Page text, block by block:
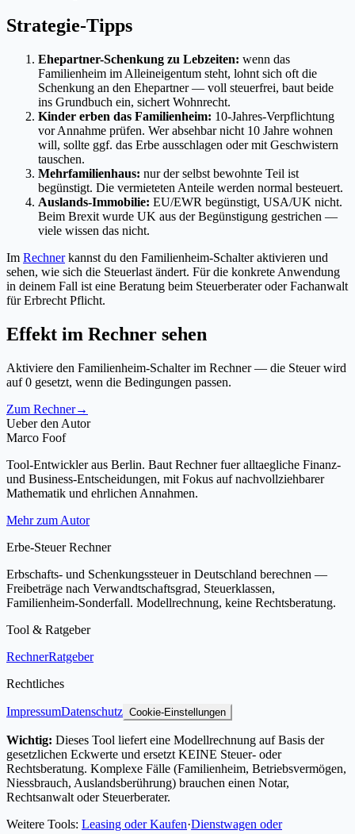
Strategie-Tipps
Ehepartner-Schenkung zu Lebzeiten: wenn das
Familienheim im Alleineigentum steht, lohnt sich oft die
Schenkung an den Ehepartner — voll steuerfrei, baut beide
ins Grundbuch ein, sichert Wohnrecht.
Kinder erben das Familienheim: 10-Jahres-Verpflichtung
vor Annahme prüfen. Wer absehbar nicht 10 Jahre wohnen
will, sollte ggf. das Erbe ausschlagen oder mit Geschwistern
tauschen.
Mehrfamilienhaus: nur der selbst bewohnte Teil ist
begünstigt. Die vermieteten Anteile werden normal besteuert.
Auslands-Immobilie: EU/EWR begünstigt, USA/UK nicht.
Beim Brexit wurde UK aus der Begünstigung gestrichen —
viele wissen das nicht.
Im Rechner kannst du den Familienheim-Schalter aktivieren und
sehen, wie sich die Steuerlast ändert. Für die konkrete Anwendung
in deinem Fall ist eine Beratung beim Steuerberater oder Fachanwalt
für Erbrecht Pflicht.
Effekt im Rechner sehen
Aktiviere den Familienheim-Schalter im Rechner — die Steuer wird
auf 0 gesetzt, wenn die Bedingungen passen.
Zum Rechner→
Ueber den Autor
Marco Foof
Tool-Entwickler aus Berlin. Baut Rechner fuer alltaegliche Finanz-
und Business-Entscheidungen, mit Fokus auf nachvollziehbarer
Mathematik und ehrlichen Annahmen.
Mehr zum Autor
Erbe-Steuer Rechner
Erbschafts- und Schenkungssteuer in Deutschland berechnen —
Freibeträge nach Verwandtschaftsgrad, Steuerklassen,
Familienheim-Sonderfall. Modellrechnung, keine Rechtsberatung.
Tool & Ratgeber
RechnerRatgeber
Rechtliches
ImpressumDatenschutz Cookie-Einstellungen
Wichtig: Dieses Tool liefert eine Modellrechnung auf Basis der
gesetzlichen Eckwerte und ersetzt KEINE Steuer- oder
Rechtsberatung. Komplexe Fälle (Familienheim, Betriebsvermögen,
Niessbrauch, Auslandsberührung) brauchen einen Notar,
Rechtsanwalt oder Steuerberater.
Weitere Tools: Leasing oder Kaufen·Dienstwagen oder